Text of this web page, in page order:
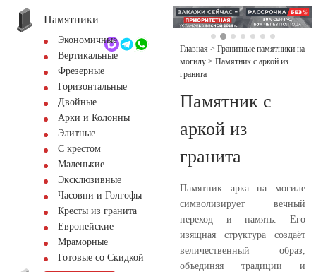
+7 (495) 518-44-23
Обратный звонок
Памятники
Экономичные
Вертикальные
Фрезерные
Горизонтальные
Двойные
Арки и Колонны
Элитные
С крестом
Маленькие
Эксклюзивные
Часовни и Голгофы
Кресты из гранита
Европейские
Мраморные
Готовые со Скидкой
Главная > Гранитные памятники на
могилу > Памятник с аркой из
гранита
Памятник с
аркой из
гранита
Памятник арка на могиле
символизирует вечный
переход и память. Его
изящная структура создаёт
величественный образ,
объединяя традиции и